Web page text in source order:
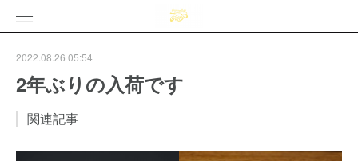
2022.08.26 05:54
2年ぶりの入荷です
関連記事